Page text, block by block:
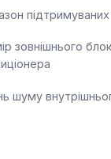
зовнішнього
шуму